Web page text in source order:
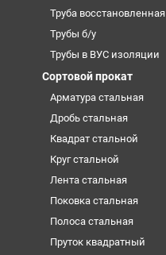
Труба восстановленная
Трубы б/у
Трубы в ВУС изоляции
Сортовой прокат
Арматура стальная
Дробь стальная
Квадрат стальной
Круг стальной
Лента стальная
Поковка стальная
Полоса стальная
Пруток квадратный